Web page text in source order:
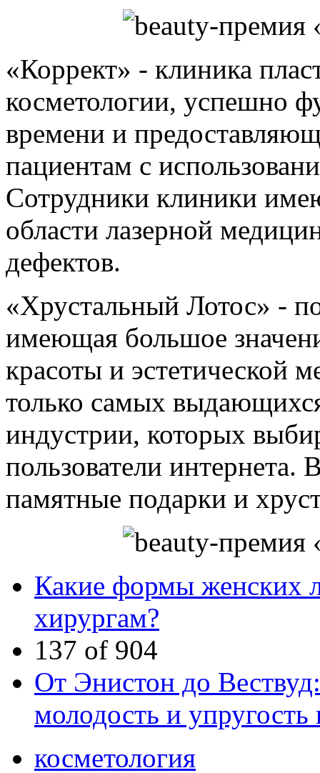
«Коррект» - клиника
косметологии, успешно
времени и
пациентам с
Сотрудники клиники
области лазерной
дефектов.
«Хрустальный Лотос» -
имеющая большое
красоты и эстетической
только самых
индустрии, которых
пользователи интернета.
памятные подарки и
Какие формы женских
хирургам?
137 of 904
От Энистон до
молодость и упругость
косметология